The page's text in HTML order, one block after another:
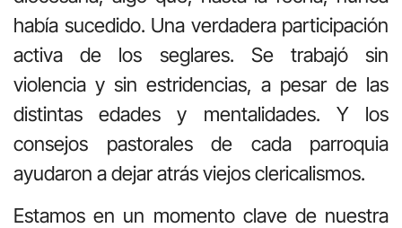
había sucedido. Una verdadera participación
activa de los seglares. Se trabajó sin
violencia y sin estridencias, a pesar de las
distintas edades y mentalidades. Y los
consejos pastorales de cada parroquia
ayudaron a dejar atrás viejos clericalismos.
Estamos en un momento clave de nuestra